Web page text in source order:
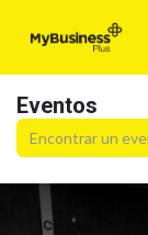
Eventos